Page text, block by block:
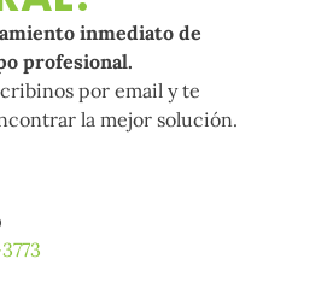
inmediato de
profesional.
por email y te
la mejor solución.